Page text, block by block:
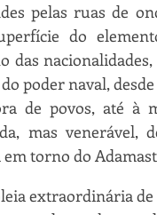
pelas ruas de
do
poder naval,
de povos, até à
mas venerável,
torno do
extraordinária